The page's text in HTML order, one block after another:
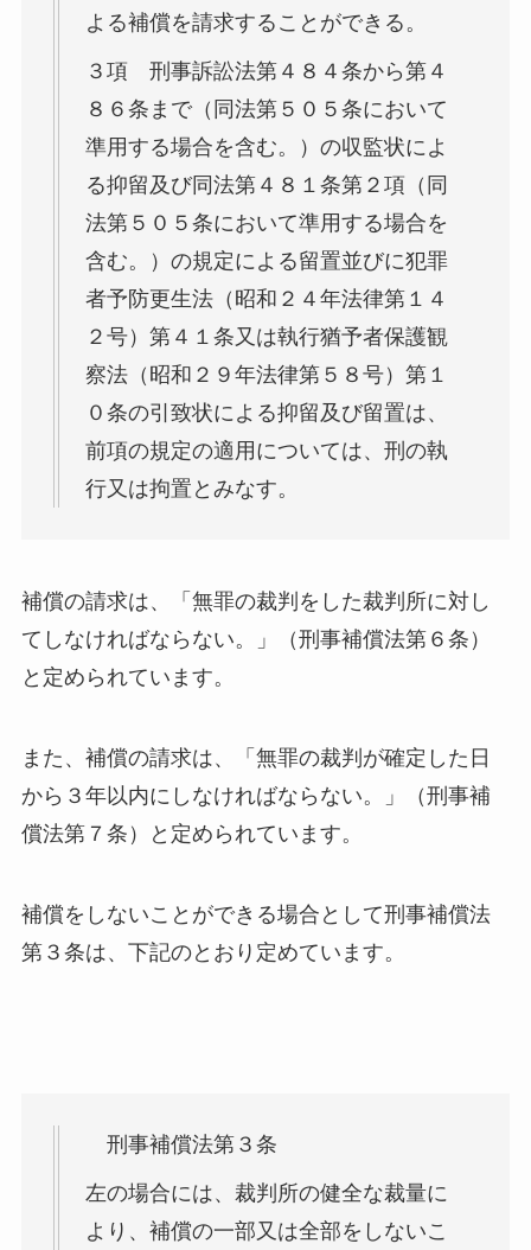
よる補償を請求することができる。
３項 刑事訴訟法第４８４条から第４
８６条まで（同法第５０５条において
準用する場合を含む。）の収監状によ
る抑留及び同法第４８１条第２項（同
法第５０５条において準用する場合を
含む。）の規定による留置並びに犯罪
者予防更生法（昭和２４年法律第１４
２号）第４１条又は執行猶予者保護観
察法（昭和２９年法律第５８号）第１
０条の引致状による抑留及び留置は、
前項の規定の適用については、刑の執
行又は拘置とみなす。
補償の請求は、「無罪の裁判をした裁判所に対し
てしなければならない。」（刑事補償法第６条）
と定められています。
また、補償の請求は、「無罪の裁判が確定した日
から３年以内にしなければならない。」（刑事補
償法第７条）と定められています。
補償をしないことができる場合として刑事補償法
第３条は、下記のとおり定めています。
刑事補償法第３条
左の場合には、裁判所の健全な裁量に
より、補償の一部又は全部をしないこ